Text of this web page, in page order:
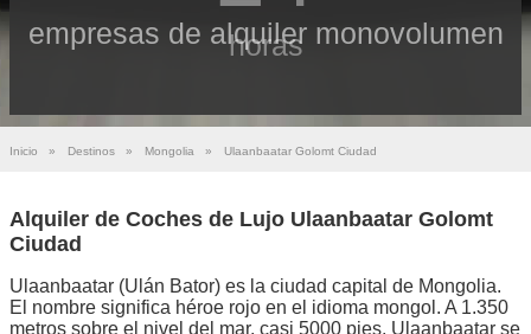
empresas de alquiler monovolumen
horas
Inicio » Destinos » Mongolia » Ulaanbaatar Golomt Ciudad
Alquiler de Coches de Lujo Ulaanbaatar Golomt
Ciudad
Ulaanbaatar (Ulán Bator) es la ciudad capital de Mongolia.
El nombre significa héroe rojo en el idioma mongol. A 1.350
metros sobre el nivel del mar, casi 5000 pies, Ulaanbaatar se